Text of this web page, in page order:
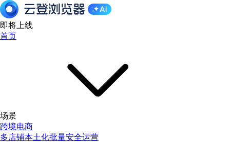
即将上线
首页
场景
跨境电商
多店铺本土化批量安全运营